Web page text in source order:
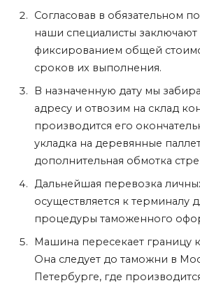
Согласовав в обязательном
наши специалисты
фиксированием общей
сроков их выполнения.
В назначенную дату мы
адресу и отвозим на склад
производится его
укладка на деревянные
дополнительная обмотка
Дальнейшая перевозка
осуществляется к терминалу
процедуры таможенного
Машина пересекает границу
Она следует до таможни в
Петербурге, где